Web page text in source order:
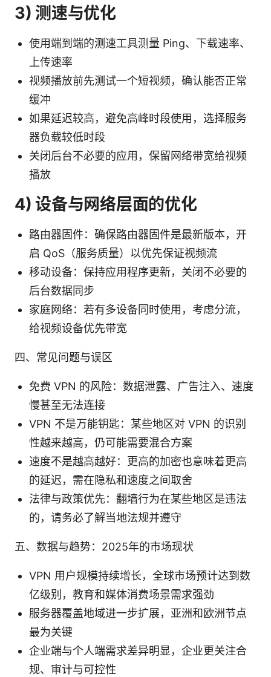
3) 测速与优化
使用端到端的测速工具测量 Ping、下载速率、
上传速率
视频播放前先测试一个短视频，确认能否正常
缓冲
如果延迟较高，避免高峰时段使用，选择服务
器负载较低时段
关闭后台不必要的应用，保留网络带宽给视频
播放
4) 设备与网络层面的优化
路由器固件：确保路由器固件是最新版本，开
启 QoS（服务质量）以优先保证视频流
移动设备：保持应用程序更新，关闭不必要的
后台数据同步
家庭网络：若有多设备同时使用，考虑分流，
给视频设备优先带宽
四、常见问题与误区
免费 VPN 的风险：数据泄露、广告注入、速度
慢甚至无法连接
VPN 不是万能钥匙：某些地区对 VPN 的识别
性越来越高，仍可能需要混合方案
速度不是越高越好：更高的加密也意味着更高
的延迟，需在隐私和速度之间取舍
法律与政策优先：翻墙行为在某些地区是违法
的，请务必了解当地法规并遵守
五、数据与趋势：2025年的市场现状
VPN 用户规模持续增长，全球市场预计达到数
亿级别，教育和媒体消费场景需求强劲
服务器覆盖地域进一步扩展，亚洲和欧洲节点
最为关键
企业端与个人端需求差异明显，企业更关注合
规、审计与可控性